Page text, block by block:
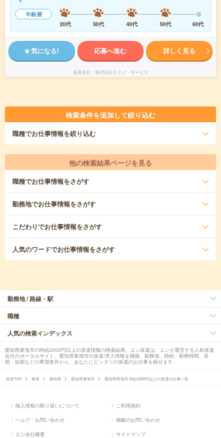
年齢層
20代
30代 40代 50代 60代
気になる! 応募へ進む 詳しく見る
派遣会社 株式会社テクノ・サービス
検索条件を追加して絞り込む
職種でお仕事情報を絞り込む
他の検索結果ページを見る
職種でお仕事情報をさがす
勤務地でお仕事情報をさがす
こだわりでお仕事情報をさがす
人気のワードでお仕事情報をさがす
勤務地 / 路線・駅
職種
人気の検索インデックス
愛知県東海市の時給2000円以上の派遣情報の検索結果。エン派遣は、エンが運営する人材派遣
会社のポータルサイト。愛知県東海市の派遣/求人情報を職種、勤務地、時給、勤務時間、長
期・短期などの希望条件から、あなたにピッタリの派遣のお仕事を探せます。
派遣TOP 東海 愛知県 愛知県東海市 愛知県東海市 時給2000円以上の派遣の仕事一覧
個人情報の取り扱いについて ご利用規約
ヘルプ・お問い合わせ 掲載のお問い合わせ
エン会社概要 サイトマップ